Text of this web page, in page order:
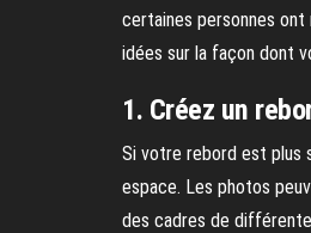
certaines personnes ont
idées sur la façon dont
1. Créez un
Si votre rebord est plus
espace. Les photos
des cadres de